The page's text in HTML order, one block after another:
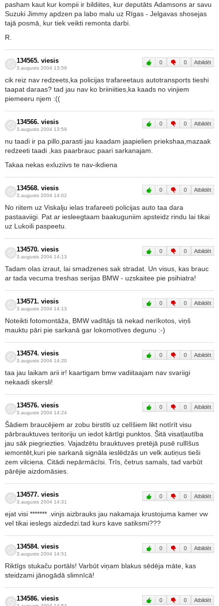
pasham kaut kur kompii ir bildiites, kur deputāts Adamsons ar savu
Suzuki Jimmy apdzen pa labo malu uz Rīgas - Jelgavas shosejas
tajā posmā, kur tiek veikti remonta darbi.
R.
134565. viesis
3.augusts 2004 13:59
0 0 Atbildēt
cik reiz nav redzeets,ka policijas trafareetaus autotransports tieshi
taapat daraas? tad jau nav ko briiniities,ka kaads no vinjiem
piemeeru njem :((
134566. viesis
3.augusts 2004 13:59
0 0 Atbildēt
nu taadi ir pa pillo,parasti jau kaadam jaapielien priekshaa,mazaak
redzeeti taadi ,kas paarbrauc paari sarkanajam.
Takaa nekas exluziivs te nav-ikdiena
134568. viesis
3.augusts 2004 14:02
0 0 Atbildēt
No riitem uz Viskalju ielas trafareeti policijas auto taa dara
pastaaviigi. Pat ar iesleegtaam baakuguniim apsteidz rindu lai tikai
uz Lukoili paspeetu.
134570. viesis
3.augusts 2004 14:13
0 0 Atbildēt
Tadam olas izraut, lai smadzenes sak stradat. Un visus, kas brauc
ar tada vecuma treshas serijas BMW - uzskaitee pie psihiatra!
134571. viesis
3.augusts 2004 14:13
0 0 Atbildēt
Noteikti fotomontāža, BMW vadītājs tā nekad nerīkotos, viņš
mauktu pāri pie sarkanā gar lokomotīves degunu :-)
134574. viesis
3.augusts 2004 14:20
0 0 Atbildēt
taa jau laikam arii ir! kaartigam bmw vadiitaajam nav svariigi
nekaadi skersli!
134576. viesis
3.augusts 2004 14:24
0 0 Atbildēt
Šādiem braucējiem ar zobu birstīti uz celīšiem likt notīrīt visu
pārbrauktuves teritoriju un iedot kārtīgi punktos. Šitā visatļautība
jau sāk piegriezties. Vajadzētu brauktuves pretējā pusē rullīšus
iemontēt,kuri pie sarkanā signāla ieslēdzās un velk autiņus tieši
zem vilciena. Citādi nepārmācīsi. Trīs, četrus samals, tad varbūt
pārējie aizdomāsies.
134577. viesis
3.augusts 2004 14:31
0 0 Atbildēt
ejat visi ******* .vinjs aizbrauks jau nakamaja krustojuma kamer vw
vel tikai ieslegs aizdedzi.tad kurs kave satiksmi???
134584. viesis
3.augusts 2004 14:51
0 0 Atbildēt
Riktīgs stukaču portāls! Varbūt viņam blakus sēdēja māte, kas
steidzami jānogādā slimnīcā!
134586. viesis 0 0 Atbildēt